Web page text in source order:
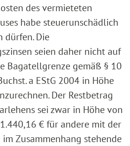
des vermieteten
habe steuerunschädlich
dürfen. Die
seien daher nicht auf
Bagatellgrenze gemäß § 10
a EStG 2004 in Höhe
Der Restbetrag
sei zwar in Höhe von
€ für andere mit der
Zusammenhang stehende